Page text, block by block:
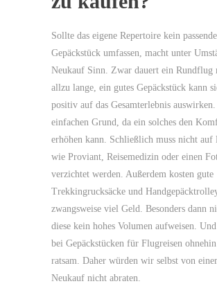
Sollte das eigene Repertoire kein
Gepäckstück umfassen, macht unter
Neukauf Sinn. Zwar dauert ein Rundflug
allzu lange, ein gutes Gepäckstück kann
positiv auf das Gesamterlebnis
einfachen Grund, da ein solches den
erhöhen kann. Schließlich muss nicht auf
wie Proviant, Reisemedizin oder einen
verzichtet werden. Außerdem kosten gute
Trekkingrucksäcke und
zwangsweise viel Geld. Besonders dann
diese kein hohes Volumen aufweisen.
bei Gepäckstücken für Flugreisen
ratsam. Daher würden wir selbst von
Neukauf nicht abraten.